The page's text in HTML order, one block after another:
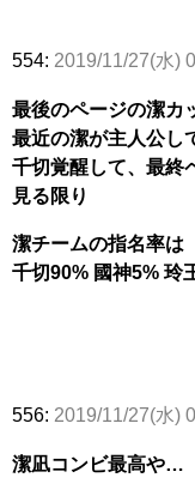
554: 2019/11/27(水)
最後のページの潔カ
最近の潔が主人公し
千切覚醒して、最終
見る限り
潔チームの指名率は
千切90% 國神5% 玲
556: 2019/11/27(水)
潔凪コンビ最高や…